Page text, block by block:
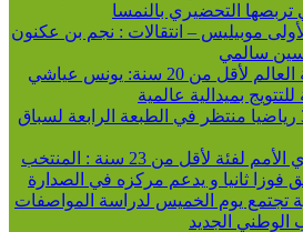
تربصها التحضيري بالنمسا
موبيليس – انتقالات : نجم بن عكنون
سالمي
ألعاب القوى / بطولة العالم لأقل من 20 سنة: يونس عياشي
للتتويج بميدالية عالمية
سباحة: أكثر من 315 رياضيا منتظر في الطبعة الرابعة لسباق
كرة السلة 3 3 / دوري الأمم لفئة لأقل من 23 سنة : المنتخب
فوزا ثانيا و يدعم مركزه في الصدارة
تجتمع يوم الخميس لدراسة المواصفات
الوطني الجديد